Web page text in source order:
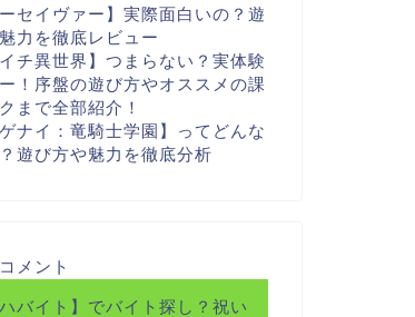
ーセイヴァー】実際面白いの？遊
力を徹底レビュー
イチ異世界】つまらない？実体験
！序盤の遊び方やオススメの課
まで全部紹介！
ゲナイ：竜騎士学園】ってどんな
遊び方や魅力を徹底分析
メント
ハバイト】でバイト探し？祝い